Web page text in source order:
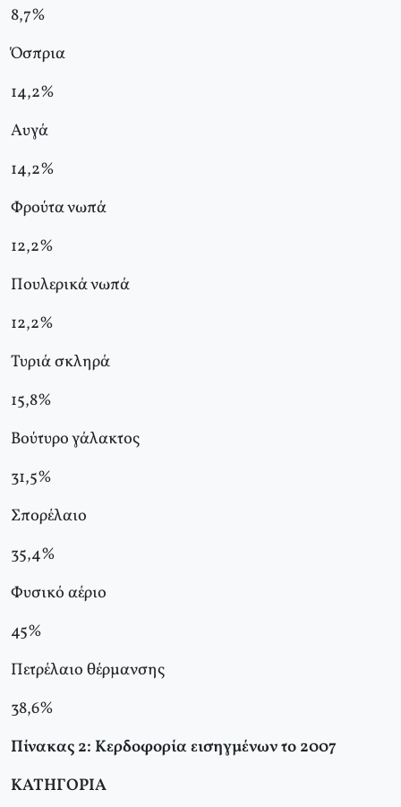
8,7%
Όσπρια
14,2%
Αυγά
14,2%
Φρούτα νωπά
12,2%
Πουλερικά νωπά
12,2%
Τυριά σκληρά
15,8%
Βούτυρο γάλακτος
31,5%
Σπορέλαιο
35,4%
Φυσικό αέριο
45%
Πετρέλαιο θέρμανσης
38,6%
Πίνακας 2: Κερδοφορία εισηγμένων το 2007
ΚΑΤΗΓΟΡΙΑ